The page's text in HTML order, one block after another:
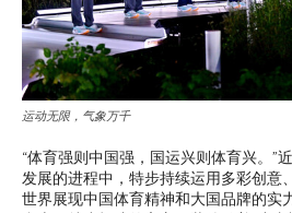
运动无限，气象万千
“体育强则中国强，国运兴则体育兴。”
发展的进程中，特步持续运用多彩创意
世界展现中国体育精神和大国品牌的实